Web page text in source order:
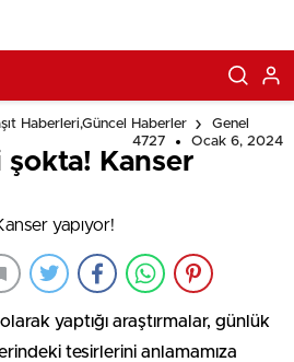
Haberleri,Güncel Haberler
Genel
4727
Ocak 6, 2024
Kanser
yaptığı araştırmalar, günlük
tesirlerini anlamamıza